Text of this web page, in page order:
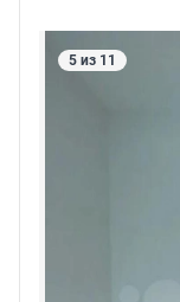
5 из 11